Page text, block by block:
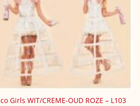
Girls WIT/CREME-OUD ROZE – L103